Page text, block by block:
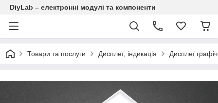
DiyLab – електронні модулі та компоненти
Товари та послуги Дисплеї, індикація Дисплеї